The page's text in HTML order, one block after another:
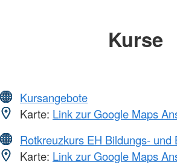
Kurse
Kursangebote
Karte: Link zur Google Maps
Rotkreuzkurs EH Bildungs- und
Karte: Link zur Google Maps